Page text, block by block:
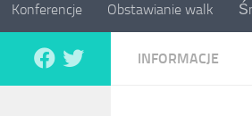
Konferencje Obstawianie walk
INFORMACJE